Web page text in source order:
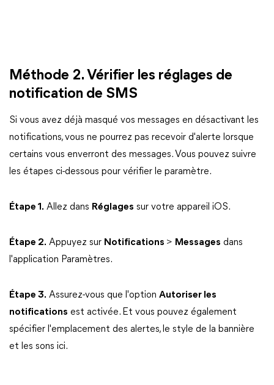
Méthode 2. Vérifier les réglages de
notification de SMS
Si vous avez déjà masqué vos messages en désactivant les
notifications, vous ne pourrez pas recevoir d'alerte lorsque
certains vous enverront des messages. Vous pouvez suivre
les étapes ci-dessous pour vérifier le paramètre.
Étape 1. Allez dans Réglages sur votre appareil iOS.
Étape 2. Appuyez sur Notifications > Messages dans
l'application Paramètres.
Étape 3. Assurez-vous que l'option Autoriser les
notifications est activée. Et vous pouvez également
spécifier l'emplacement des alertes, le style de la bannière
et les sons ici.